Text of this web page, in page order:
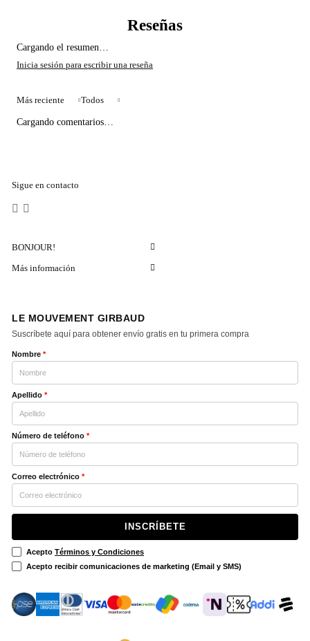
Cargando el resumen…
Más reciente Todos
Cargando comentarios…
Sigue en contacto
BONJOUR!
Más información
LE MOUVEMENT GIRBAUD
Suscríbete aquí para obtener envío gratis en tu primera compra
Nombre *
Apellido *
Número de teléfono *
Correo electrónico *
INSCRÍBETE
Acepto Términos y Condiciones
Acepto recibir comunicaciones de marketing (Email y SMS)